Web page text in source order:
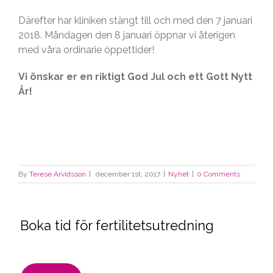
Därefter har kliniken stängt till och med den 7 januari
2018. Måndagen den 8 januari öppnar vi återigen
med våra ordinarie öppettider!
Vi önskar er en riktigt God Jul och ett Gott Nytt
År!
By Terese Arvidsson december 1st, 2017 Nyhet 0 Comments
Boka tid för fertilitetsutredning